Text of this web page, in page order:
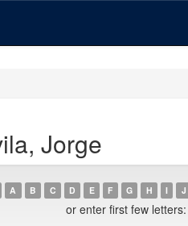
Jorge
A B C D E F G H I J
or enter first few letters: